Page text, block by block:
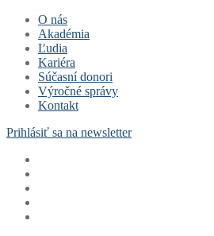
Preskočiť
obsah
Menu
ZavrieťO nás
Akadémia
Ľudia
Kariéra
Súčasní donori
Výročné správy
Kontakt
Prihlásiť sa na newsletter